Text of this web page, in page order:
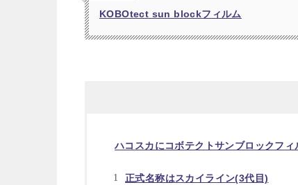
KOBOtect sun blockフィルム
ハコスカにコボテクトサンブロックフィ
正式名称はスカイライン(3代目)